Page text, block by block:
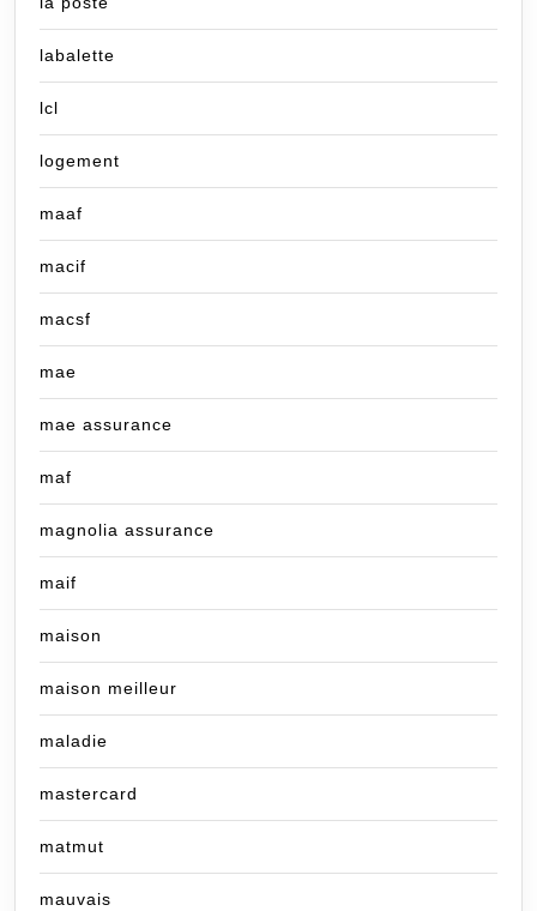
labalette
lcl
logement
maaf
macif
macsf
mae
mae assurance
maf
magnolia assurance
maif
maison
maison meilleur
maladie
mastercard
matmut
mauvais